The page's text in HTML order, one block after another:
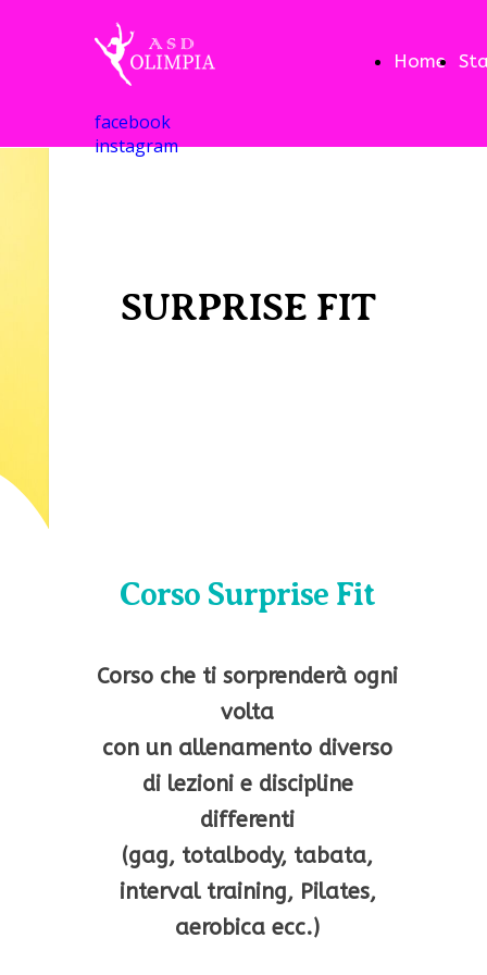
Home
facebook
instagram
SURPRISE FIT
Corso Surprise Fit
Corso che ti sorprenderà ogni
volta
con un allenamento diverso
di lezioni e discipline
differenti
(gag, totalbody, tabata,
interval training, Pilates,
aerobica ecc.)